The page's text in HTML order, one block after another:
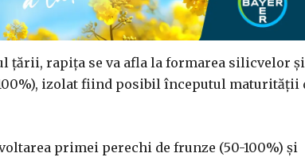
ţării, rapiţa se va afla la formarea silicvelor şi
izolat fiind posibil începutul maturităţii
primei perechi de frunze (50-100%) şi